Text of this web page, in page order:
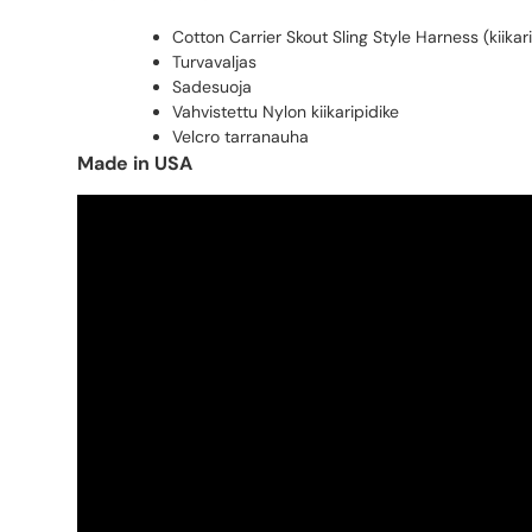
Cotton Carrier Skout Sling Style Harness
Turvavaljas
Sadesuoja
Vahvistettu Nylon kiikaripidike
Velcro tarranauha
Made in USA